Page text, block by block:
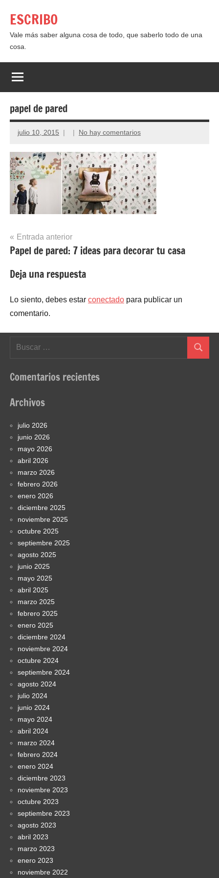
contenido
ESCRIBO
Vale más saber alguna cosa de todo, que saberlo todo de una
cosa.
papel de pared
julio 10, 2015 No hay comentarios
Navegación
de
entradas
Entrada anterior
Papel de pared: 7 ideas para decorar tu casa
Deja una respuesta
Lo siento, debes estar conectado para publicar un
comentario.
Buscar
Comentarios recientes
Archivos
julio 2026
junio 2026
mayo 2026
abril 2026
marzo 2026
febrero 2026
enero 2026
diciembre 2025
noviembre 2025
octubre 2025
septiembre 2025
agosto 2025
junio 2025
mayo 2025
abril 2025
marzo 2025
febrero 2025
enero 2025
diciembre 2024
noviembre 2024
octubre 2024
septiembre 2024
agosto 2024
julio 2024
junio 2024
mayo 2024
abril 2024
marzo 2024
febrero 2024
enero 2024
diciembre 2023
noviembre 2023
octubre 2023
septiembre 2023
agosto 2023
abril 2023
marzo 2023
enero 2023
noviembre 2022